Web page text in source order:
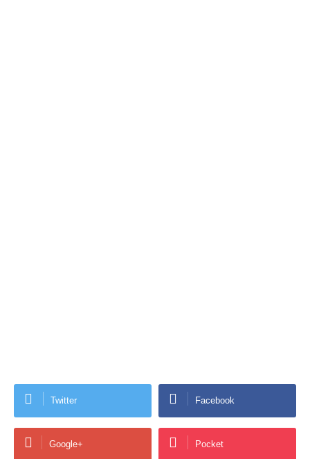
Twitter Facebook
Google+ Pocket